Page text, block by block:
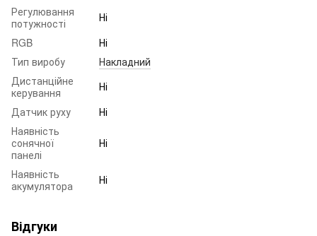
Регулювання
потужності
Ні
RGB
Ні
Тип виробу
Накладний
Дистанційне
керування
Ні
Датчик руху
Ні
Наявність
сонячної
панелі
Ні
Наявність
акумулятора
Ні
Відгуки